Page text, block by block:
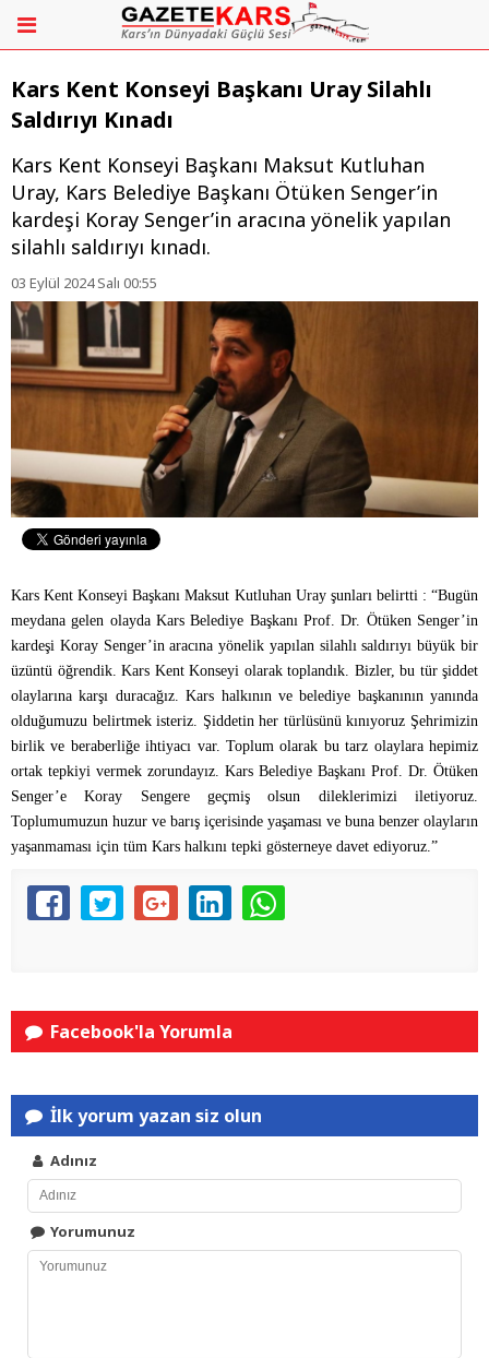
Kars Kent Konseyi Başkanı Uray Silahlı
Saldırıyı Kınadı
Kars Kent Konseyi Başkanı Maksut Kutluhan
Uray, Kars Belediye Başkanı Ötüken Senger’in
kardeşi Koray Senger’in aracına yönelik yapılan
silahlı saldırıyı kınadı.
03 Eylül 2024 Salı 00:55
Kars Kent Konseyi Başkanı Maksut Kutluhan Uray şunları belirtti : “Bugün
meydana gelen olayda Kars Belediye Başkanı Prof. Dr. Ötüken Senger’in
kardeşi Koray Senger’in aracına yönelik yapılan silahlı saldırıyı büyük bir
üzüntü öğrendik. Kars Kent Konseyi olarak toplandık. Bizler, bu tür şiddet
olaylarına karşı duracağız. Kars halkının ve belediye başkanının yanında
olduğumuzu belirtmek isteriz. Şiddetin her türlüsünü kınıyoruz Şehrimizin
birlik ve beraberliğe ihtiyacı var. Toplum olarak bu tarz olaylara hepimiz
ortak tepkiyi vermek zorundayız. Kars Belediye Başkanı Prof. Dr. Ötüken
Senger’e Koray Sengere geçmiş olsun dileklerimizi iletiyoruz.
Toplumumuzun huzur ve barış içerisinde yaşaması ve buna benzer olayların
yaşanmaması için tüm Kars halkını tepki gösterneye davet ediyoruz.”
Facebook'la Yorumla
İlk yorum yazan siz olun
Adınız
Yorumunuz